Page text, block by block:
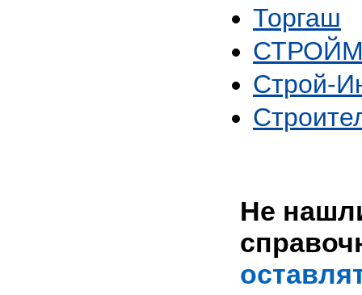
Торгаш
Строй-
Не